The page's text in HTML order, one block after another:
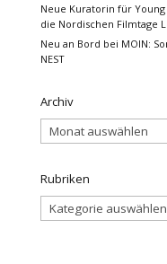
Neue Kuratorin für
die Nordischen Filmtage
Neu an Bord bei MOIN:
NEST
Archiv
Archiv
Rubriken
Rubriken